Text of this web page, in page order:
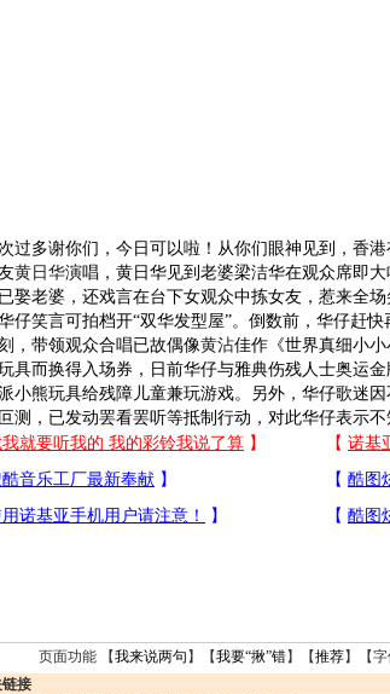
过多谢你们，今日可以啦！从你们眼神见到，香港
黄日华演唱，黄日华见到老婆梁洁华在观众席即
娶老婆，还戏言在台下女观众中拣女友，惹来全
仔笑言可拍档开“双华发型屋”。倒数前，华仔赶
，带领观众合唱已故偶像黄沾佳作《世界真细小
具而换得入场券，日前华仔与雅典伤残人士奥运
小熊玩具给残障儿童兼玩游戏。另外，华仔歌迷
测，已发动罢看罢听等抵制行动，对此华仔表示不
页面功能 【我来说两句 】【我要“揪”错】【推荐】【字
接